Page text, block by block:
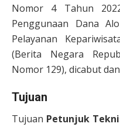
Nomor 4 Tahun
Penggunaan Dana
Pelayanan
(Berita Negara
Nomor 129), dicabut
Tujuan
Tujuan Petunjuk